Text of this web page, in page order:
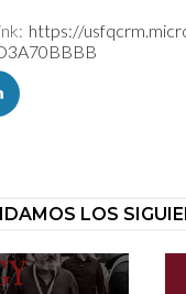
https://
LOS